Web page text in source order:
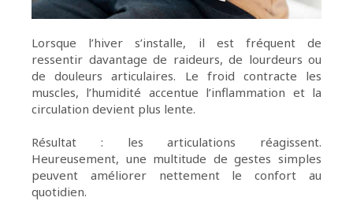
Lorsque l’hiver s’installe, il est fréquent de
ressentir davantage de raideurs, de lourdeurs ou
de douleurs articulaires. Le froid contracte les
muscles, l’humidité accentue l’inflammation et la
circulation devient plus lente.
Résultat : les articulations réagissent.
Heureusement, une multitude de gestes simples
peuvent améliorer nettement le confort au
quotidien.